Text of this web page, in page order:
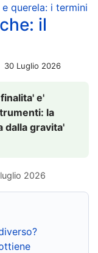
querela: i termini
il
30 Luglio 2026
e'
la
dalla gravita'
2026